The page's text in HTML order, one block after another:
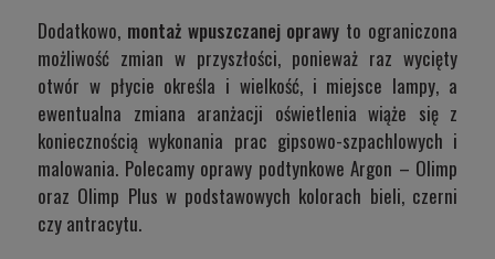
Dodatkowo, montaż wpuszczanej oprawy to ograniczona
możliwość zmian w przyszłości, ponieważ raz wycięty
otwór w płycie określa i wielkość, i miejsce lampy, a
ewentualna zmiana aranżacji oświetlenia wiąże się z
koniecznością wykonania prac gipsowo-szpachlowych i
malowania. Polecamy oprawy podtynkowe Argon – Olimp
oraz Olimp Plus w podstawowych kolorach bieli, czerni
czy antracytu.